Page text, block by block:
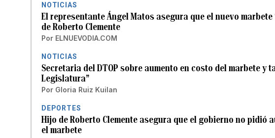
NOTICIAS
El representante Ángel Matos asegura que el nuevo
de Roberto Clemente
Por ELNUEVODIA.COM
NOTICIAS
Secretaria del DTOP sobre aumento en costo del marbete y
Legislatura”
Por Gloria Ruiz Kuilan
DEPORTES
Hijo de Roberto Clemente asegura que el gobierno no pidió
el marbete